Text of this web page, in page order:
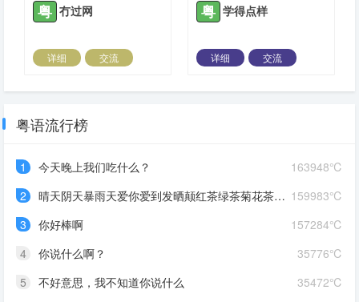
粤 冇过网
详细
交流
粤 学得点样
详细
交流
粤语流行榜
163948℃
1
今天晚上我们吃什么？
159983℃
2
晴天阴天暴雨天爱你爱到发晒颠红茶绿茶菊花茶爱你爱到蒙查查
157284℃
3
你好棒啊
35776℃
4
你说什么啊？
35472℃
5
不好意思，我不知道你说什么